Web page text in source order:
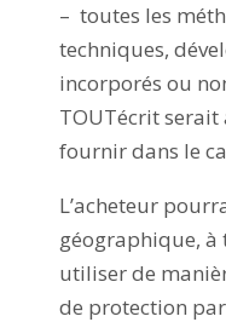
– toutes les
techniques,
incorporés ou
TOUTécrit serait
fournir dans le
L’acheteur
géographique,
utiliser de
de protection